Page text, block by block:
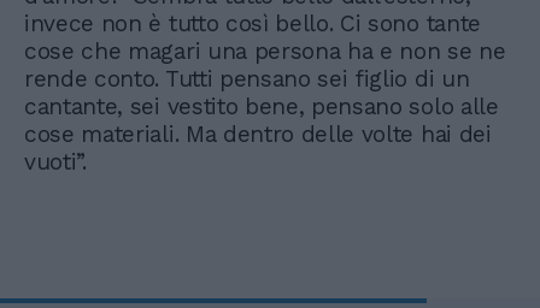
invece non è tutto così bello. Ci sono tante
cose che magari una persona ha e non se ne
rende conto. Tutti pensano sei figlio di un
cantante, sei vestito bene, pensano solo alle
cose materiali. Ma dentro delle volte hai dei
vuoti”.